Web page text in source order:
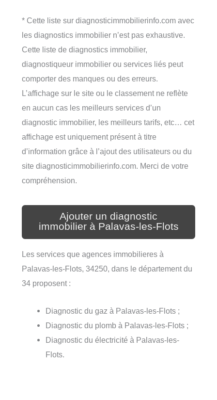
* Cette liste sur diagnosticimmobilierinfo.com avec
les diagnostics immobilier n’est pas exhaustive.
Cette liste de diagnostics immobilier,
diagnostiqueur immobilier ou services liés peut
comporter des manques ou des erreurs.
L’affichage sur le site ou le classement ne reflète
en aucun cas les meilleurs services d’un
diagnostic immobilier, les meilleurs tarifs, etc… cet
affichage est uniquement présent à titre
d’information grâce à l’ajout des utilisateurs ou du
site diagnosticimmobilierinfo.com. Merci de votre
compréhension.
Ajouter un diagnostic
immobilier à Palavas-les-Flots
Les services que agences immobilieres à
Palavas-les-Flots, 34250, dans le département du
34 proposent :
Diagnostic du gaz à Palavas-les-Flots ;
Diagnostic du plomb à Palavas-les-Flots ;
Diagnostic du électricité à Palavas-les-
Flots.